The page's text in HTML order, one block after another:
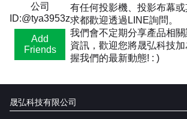
公司
ID:@tya3953z
Add
Friends
有任何投影機、投影布幕
求都歡迎透過LINE詢問。
我們會不定期分享產品相
資訊，歡迎您將晟弘科技
握我們的最新動態! : )
晟弘科技有限公司